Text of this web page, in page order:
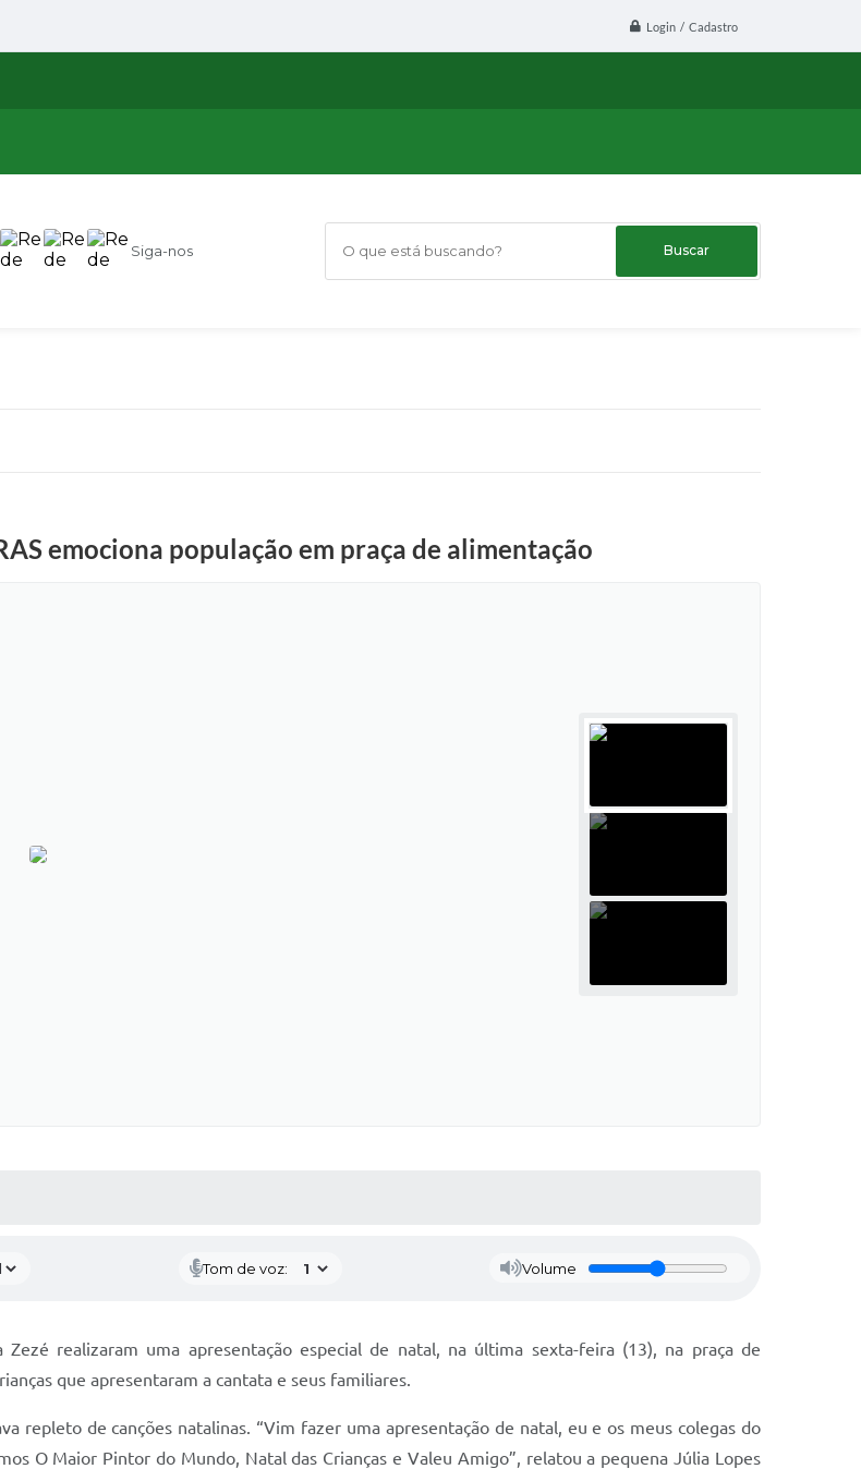
Login / Cadastro
Siga-nos O que está buscando?
emociona população em praça de alimentação
Tom de voz: Volume
realizaram uma apresentação especial de natal, na última sexta-feira (13), na praça de
que apresentaram a cantata e seus familiares.
repleto de canções natalinas. “Vim fazer uma apresentação de natal, eu e os meus colegas do
O Maior Pintor do Mundo, Natal das Crianças e Valeu Amigo”, relatou a pequena Júlia Lopes